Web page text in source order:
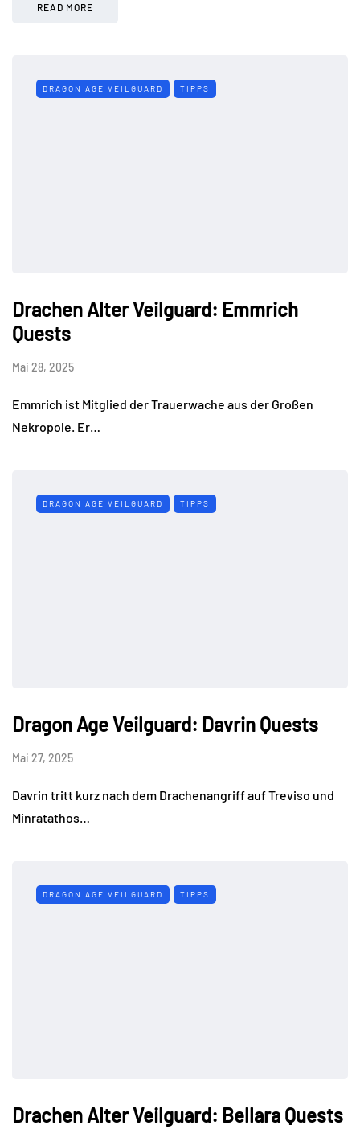
READ MORE
DRAGON AGE VEILGUARD TIPPS
Drachen Alter Veilguard: Emmrich
Quests
Mai 28, 2025
Emmrich ist Mitglied der Trauerwache aus der Großen
Nekropole. Er…
DRAGON AGE VEILGUARD TIPPS
Dragon Age Veilguard: Davrin Quests
Mai 27, 2025
Davrin tritt kurz nach dem Drachenangriff auf Treviso und
Minratathos…
DRAGON AGE VEILGUARD TIPPS
Drachen Alter Veilguard: Bellara Quests